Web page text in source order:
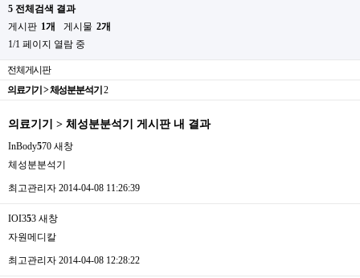
5 전체검색 결과
게시판 1개 게시물 2개
1/1 페이지 열람 중
전체게시판
의료기기 > 체성분분석기 2
의료기기 > 체성분분석기 게시판 내 결과
InBody570 새창
체성분분석기
최고관리자 2014-04-08 11:26:39
IOI353 새창
자원메디칼
최고관리자 2014-04-08 12:28:22